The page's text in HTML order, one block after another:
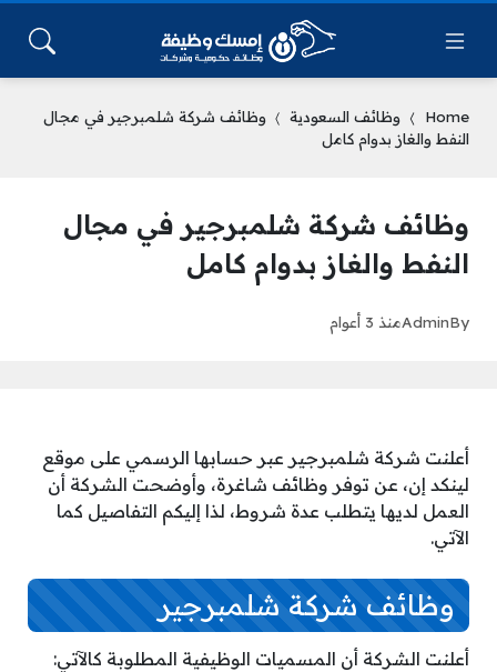
Home وظائف السعودية
وظائف شركة شلمبرجير في مجال
النفط والغاز بدوام كامل
وظائف شركة شلمبرجير في مجال
النفط والغاز بدوام كامل
By
Adminمنذ 3 أعوام
أعلنت شركة شلمبرجير عبر حسابها الرسمي على موقع
لينكد إن، عن توفر وظائف شاغرة، وأوضحت الشركة أن
العمل لديها يتطلب عدة شروط، لذا إليكم التفاصيل كما
الآتي.
وظائف شركة شلمبرجير
أعلنت الشركة أن المسميات الوظيفية المطلوبة كالآتي: